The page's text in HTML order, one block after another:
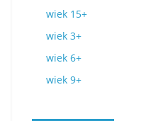
wiek 15+
wiek 3+
wiek 6+
wiek 9+